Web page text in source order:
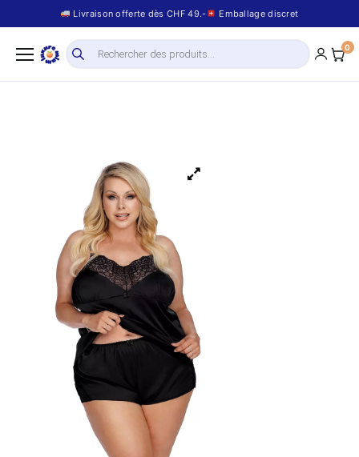
Livraison offerte dès CHF 49.- Emballage discret
0